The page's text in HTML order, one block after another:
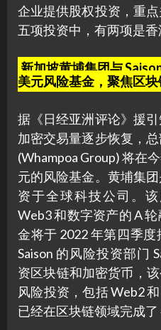
企业提供股权投资，重
五项投资中，有两项是香
新加坡黄埔集团与
美元风险基金，聚焦区
据《日经亚洲评论》援
加密交易量逐步恢复，
(Whampoa Group) 将在
元的风险基金。黄埔集
资于全球科技公司。
Web3 和数字资产的 A
金将于 2022 年第四季
Saison 的风险投资部门
资区块链和加密货币，
风险投资，包括 Web2
已经在区块链领域完成了